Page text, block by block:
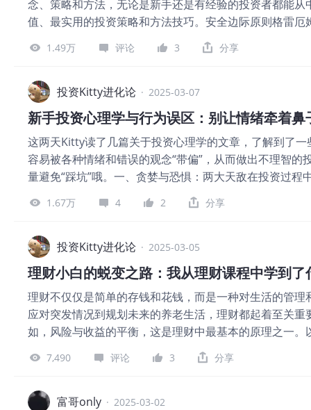
块。 一旦交易完成，债券价格就变成50块了。 所以债券
付息，那债券收益率就是110%。这时候它要是还想发债
券市场价格和收益率会决定新债券票面利率。”现在咱
债看经济预期，富老师跟你们说，这些都不准确。 现在
念、策略和方法，无论是新手还是有经验的投资者都能
值、最实用的投资策略和方法技巧。安全边际原则格雷
要求投资者在购买股票或债券时，要确保其价格低于其
来市场环境发生变化或出现预期之外的情况，投资者也
业绩不佳等风险因素。在实际投资中，这意味着我们要
等待合适的买入时机。防御型投资策略对于那些没有太
资策略。这一策略的核心是选择高质量的股票和债券，
说，防御型投资者可以将一部分资金配置在具有长期稳
定，能够提供持续的股息收益。同时，另一部分资金可
例如，按照书中建议，投资者可以构建一个由10-30只大
利能力和较高的股息率。并且，每隔一段时间对投资组
型投资策略相对应，书中也为那些愿意投入更多时间和
1.49万 评论 3 分享
投资Kitty进化论 · 2025-03-07
新手投资心理学与行为误区：别让情绪牵着鼻
这两天Kitty读了几篇关于投资心理学的文章，了解到了
容易被各种情绪和错误的观念“带偏”，从而做出不理智
量避免“踩坑”哦。一、贪婪与恐惧：两大天敌在投资过
时，股票不断上涨，基金净值不断增加，贪婪的情绪便
追加投资，不甘心也不满足于在高点止步、获利了结。
己的情绪。在市场波动时，不要被短期的涨跌所左右，
按照计划执行，避免因情绪波动而做出冲动的决策。二
就变得过度自信。比如，刚买的一只股票涨了，或者投
指掌。于是开始加大投资额度，盲目地进行各种操作，
认识到，投资市场充满了不确定性，没有人能够精准地
和谨慎的态度，不断学习并积累经验，而不是被一时的
断地买卖股票或基金，抓住每一个市场波动的机会，从
去对长期投资机会的把控。长期投资才是实现资产稳健
1.67万 4 2 分享
投资Kitty进化论 · 2025-03-05
理财小白的蜕变之路：我从理财课程中学到了
理财不仅仅是简单的存钱和花钱，而是一种对生活的管
应对突发情况到规划未来的养老生活，理财都起着至关
如，风险与收益的平衡，这是理财中最基本的原理之一
财富增长。通过系统学习我认识到，高收益往往伴随着
投资股票，虽然可能获得高额回报，但也面临着股价暴
券、保险等。每一种投资工具都有其独特的特点和适用
7,490 评论 3 分享
富哥only · 2025-03-02